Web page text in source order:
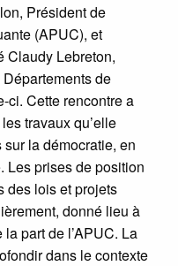
Président de
(APUC), et
Claudy Lebreton,
de
ci. Cette rencontre a
travaux qu’elle
la démocratie, en
Les prises de position
des lois et projets
donné lieu à
part de l’APUC. La
dans le contexte